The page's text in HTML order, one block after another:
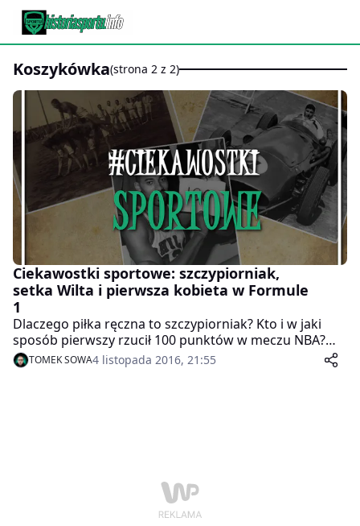
koszykówka(strona 2 z 2)
Ciekawostki sportowe: szczypiorniak,
setka Wilta i pierwsza kobieta w Formule
1
Dlaczego piłka ręczna to szczypiorniak? Kto i w jaki
sposób pierwszy rzucił 100 punktów w meczu NBA?
Czy Formuła 1 to sport tylko dla mężczyzn?
Odpowiedzi na te pytania znajdziecie w kolejnej części
TOMEK SOWA4 listopada 2016, 21:55